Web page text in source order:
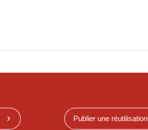
Publier une réutilisation